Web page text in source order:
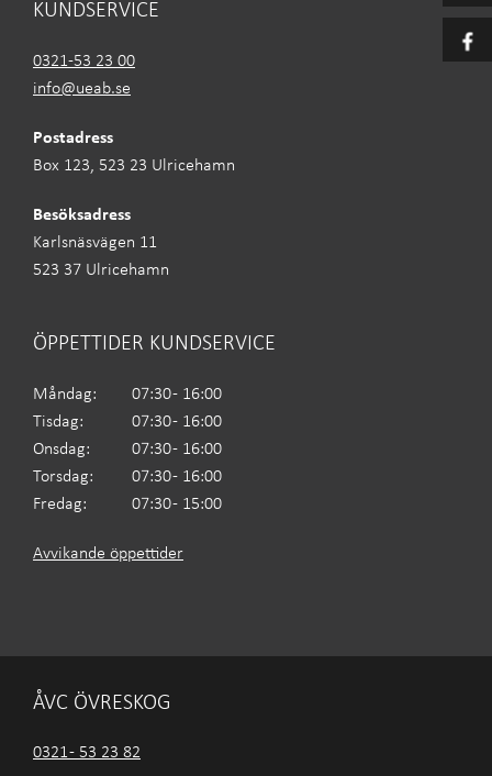
KUNDSERVICE
0321-53 23 00
info@ueab.se
Postadress
Box 123, 523 23 Ulricehamn
Besöksadress
Karlsnäsvägen 11
523 37 Ulricehamn
ÖPPETTIDER KUNDSERVICE
Måndag:
07:30 - 16:00
Tisdag:
07:30 - 16:00
Onsdag:
07:30 - 16:00
Torsdag:
07:30 - 16:00
Fredag:
07:30 - 15:00
Avvikande öppettider
ÅVC ÖVRESKOG
0321 - 53 23 82